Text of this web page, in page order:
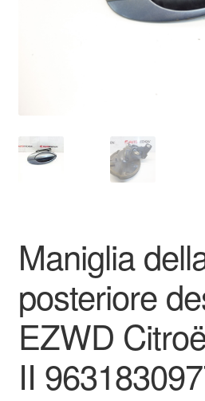
Politica sulla riservatezza
Spedizione in tutto il mondo
Maniglia
posteriore
EZWD
II